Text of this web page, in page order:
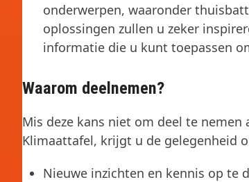
onderwerpen, waaronder
oplossingen zullen u zeker
informatie die u kunt toepassen
Waarom deelnemen?
Mis deze kans niet om deel te
Klimaattafel, krijgt u de gelegenheid
Nieuwe inzichten en kennis op te